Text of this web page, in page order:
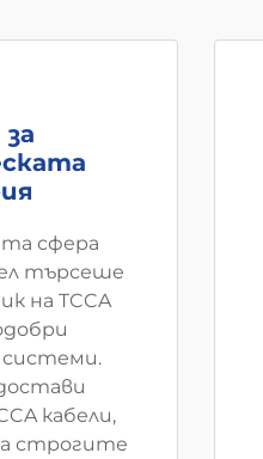
сфера
търсеше
на TCCA
кабели,
строгите